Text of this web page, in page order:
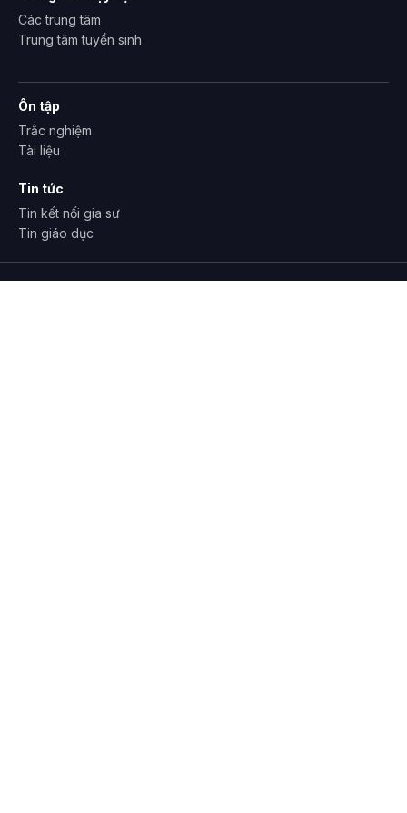
Tìm gia sư
Đội ngũ gia sư
Trung tâm tuyển sinh
Tài liệu
Tin tức
Tin kết nối gia sư